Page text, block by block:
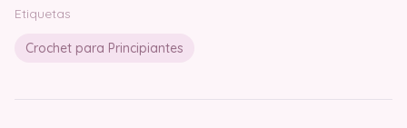
Etiquetas
Crochet para Principiantes